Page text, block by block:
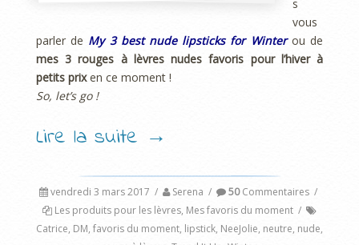
s
vous
parler de My 3 best nude lipsticks for Winterou de
mes 3 rouges à lèvres nudes favoris pour l’hiver à
petits prixen ce moment !
So, let’s go !
Lire la suite →
vendredi 3 mars 2017 / Serena / 50Commentaires /
Les produits pour les lèvres, Mes favoris du moment /
Catrice, DM, favoris du moment, lipstick, NeeJolie, neutre, nude,